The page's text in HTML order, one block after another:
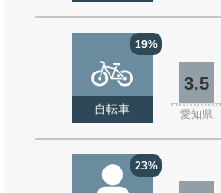
19%
自転車
3.5
愛知県
23%